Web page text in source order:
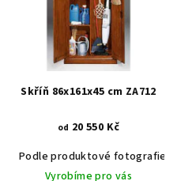
Skříň 86x161x45 cm ZA712
od 20 550 Kč
Podle produktové fotografie
Vyrobíme pro vás